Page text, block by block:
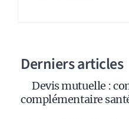
Derniers articles
Devis mutuelle :
complémentaire